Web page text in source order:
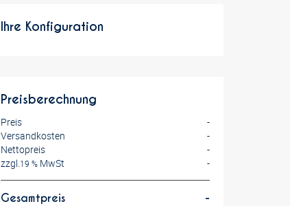
Ihre Konfiguration
Preisberechnung
Preis
-
Versandkosten
-
Nettopreis
-
zzgl.19 % MwSt -
Gesamtpreis -